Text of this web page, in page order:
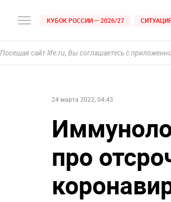
КУБОК РОССИИ — 2026/27
Посещая сайт life.ru, Вы соглашаетесь с
24 марта 2022, 04:43
про